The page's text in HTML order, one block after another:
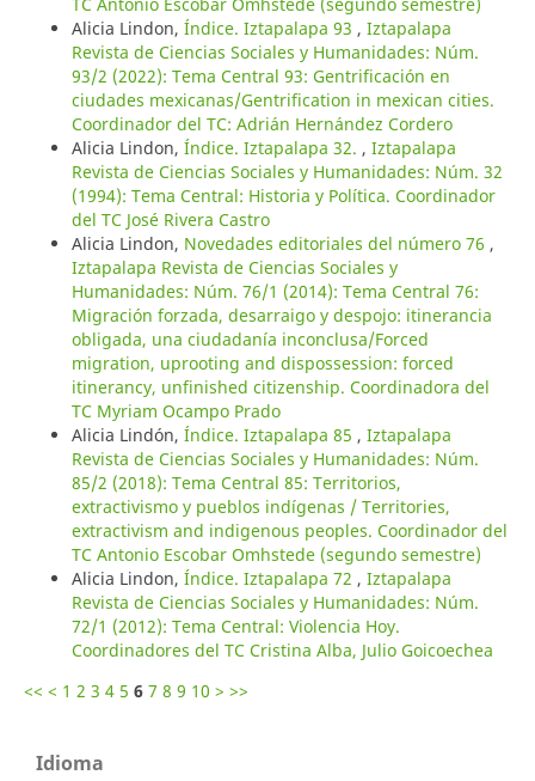
Alicia Lindon, Índice. Iztapalapa 93 , Iztapalapa
Revista de Ciencias Sociales y Humanidades: Núm.
93/2 (2022): Tema Central 93: Gentrificación en
ciudades mexicanas/Gentrification in mexican cities.
Coordinador del TC: Adrián Hernández Cordero
Alicia Lindon, Índice. Iztapalapa 32. , Iztapalapa
Revista de Ciencias Sociales y Humanidades: Núm. 32
(1994): Tema Central: Historia y Política. Coordinador
del TC José Rivera Castro
Alicia Lindon, Novedades editoriales del número 76 ,
Iztapalapa Revista de Ciencias Sociales y
Humanidades: Núm. 76/1 (2014): Tema Central 76:
Migración forzada, desarraigo y despojo: itinerancia
obligada, una ciudadanía inconclusa/Forced
migration, uprooting and dispossession: forced
itinerancy, unfinished citizenship. Coordinadora del
TC Myriam Ocampo Prado
Alicia Lindón, Índice. Iztapalapa 85 , Iztapalapa
Revista de Ciencias Sociales y Humanidades: Núm.
85/2 (2018): Tema Central 85: Territorios,
extractivismo y pueblos indígenas / Territories,
extractivism and indigenous peoples. Coordinador del
TC Antonio Escobar Omhstede (segundo semestre)
Alicia Lindon, Índice. Iztapalapa 72 , Iztapalapa
Revista de Ciencias Sociales y Humanidades: Núm.
72/1 (2012): Tema Central: Violencia Hoy.
Coordinadores del TC Cristina Alba, Julio Goicoechea
<< < 1 2 3 4 5 6 7 8 9 10 > >>
Idioma